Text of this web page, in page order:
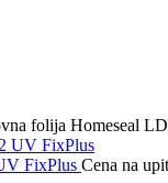
folija Homeseal
FixPlus Cena na upit